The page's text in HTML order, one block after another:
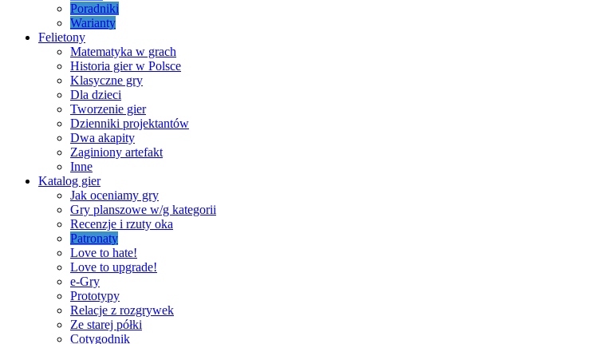
Poradniki
Warianty
Felietony
Matematyka w grach
Historia gier w Polsce
Klasyczne gry
Dla dzieci
Tworzenie gier
Dzienniki projektantów
Dwa akapity
Zaginiony artefakt
Inne
Katalog gier
Jak oceniamy gry
Gry planszowe w/g kategorii
Recenzje i rzuty oka
Patronaty
Love to hate!
Love to upgrade!
e-Gry
Prototypy
Relacje z rozgrywek
Ze starej półki
Cotygodnik